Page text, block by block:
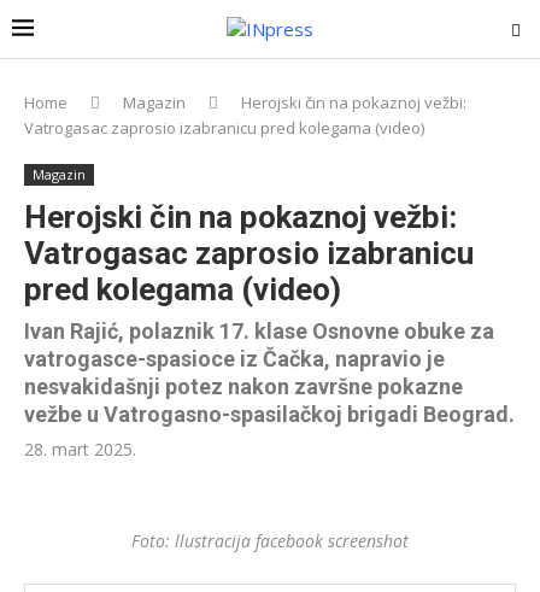
Home Magazin
Herojski čin na pokaznoj vežbi:
Vatrogasac zaprosio izabranicu pred kolegama (video)
Magazin
Herojski čin na pokaznoj vežbi:
Vatrogasac zaprosio izabranicu
pred kolegama (video)
Ivan Rajić, polaznik 17. klase Osnovne obuke za
vatrogasce-spasioce iz Čačka, napravio je
nesvakidašnji potez nakon završne pokazne
vežbe u Vatrogasno-spasilačkoj brigadi Beograd.
28. mart 2025.
Foto: llustracija facebook screenshot